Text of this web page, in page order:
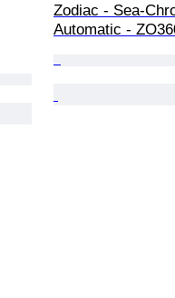
Zodiac - Sea-
Automatic -